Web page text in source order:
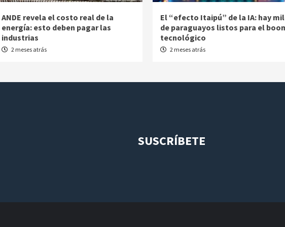
ANDE revela el costo real de la
energía: esto deben pagar las
industrias
2 meses atrás
El “efecto Itaipú” de la IA: hay
de paraguayos listos para el
tecnológico
2 meses atrás
SUSCRÍBETE